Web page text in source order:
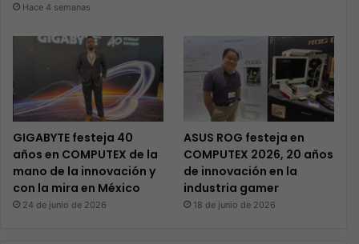
Hace 4 semanas
GIGABYTE festeja 40
años en COMPUTEX de la
mano de la innovación y
con la mira en México
24 de junio de 2026
ASUS ROG festeja en
COMPUTEX 2026, 20 años
de innovación en la
industria gamer
18 de junio de 2026